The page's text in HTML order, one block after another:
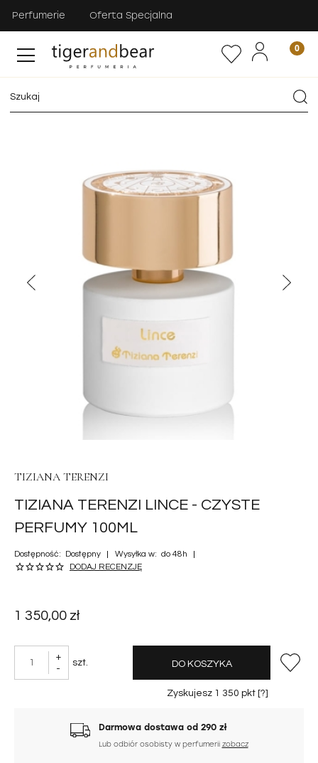
Perfumerie Oferta Specjalna
TIZIANA TERENZI
TIZIANA TERENZI LINCE - CZYSTE
PERFUMY 100ML
Dostępność: Dostępny Wysyłka w: do 48h
DODAJ RECENZJĘ
1 350,00 zł
+
-
szt. DO KOSZYKA
Zyskujesz 1 350 pkt [?]
Darmowa dostawa od 290 zł
Lub odbiór osobisty w perfumerii zobacz